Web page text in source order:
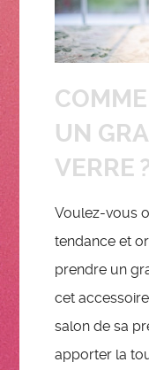
UN
VERRE ?
Voulez-vous
tendance et
prendre un
cet
salon de sa
apporter la